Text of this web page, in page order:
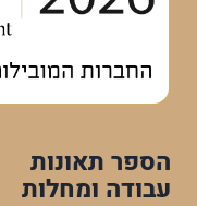
הספר תאונות
עבודה ומחלות